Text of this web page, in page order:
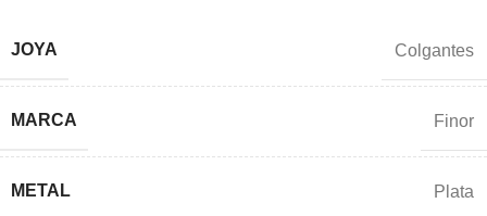
JOYA Colgantes
MARCA Finor
METAL Plata